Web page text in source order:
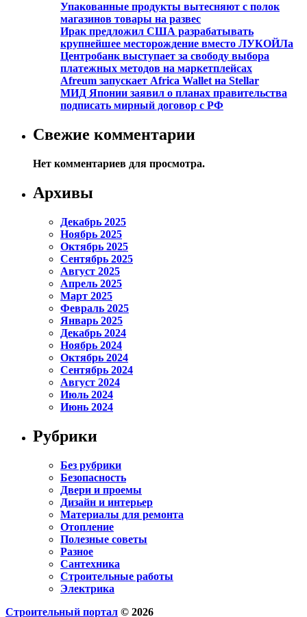
Упакованные продукты вытесняют с полок
магазинов товары на развес
Ирак предложил США разрабатывать
крупнейшее месторождение вместо ЛУКОЙЛа
Центробанк выступает за свободу выбора
платежных методов на маркетплейсах
Afreum запускает Africa Wallet на Stellar
МИД Японии заявил о планах правительства
подписать мирный договор с РФ
Свежие комментарии
Нет комментариев для просмотра.
Архивы
Декабрь 2025
Ноябрь 2025
Октябрь 2025
Сентябрь 2025
Август 2025
Апрель 2025
Март 2025
Февраль 2025
Январь 2025
Декабрь 2024
Ноябрь 2024
Октябрь 2024
Сентябрь 2024
Август 2024
Июль 2024
Июнь 2024
Рубрики
Без рубрики
Безопасность
Двери и проемы
Дизайн и интерьер
Материалы для ремонта
Отопление
Полезные советы
Разное
Сантехника
Строительные работы
Электрика
Строительный портал © 2026